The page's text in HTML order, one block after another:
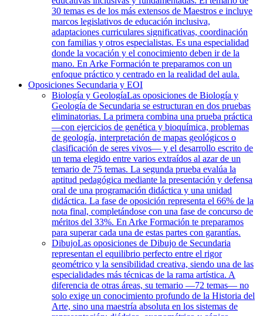
30 temas es de los más extensos de Maestros e incluye
marcos legislativos de educación inclusiva,
adaptaciones curriculares significativas, coordinación
con familias y otros especialistas. Es una especialidad
donde la vocación y el conocimiento deben ir de la
mano. En Arke Formación te preparamos con un
enfoque práctico y centrado en la realidad del aula.
Oposiciones Secundaria y EOI
Biología y GeologíaLas oposiciones de Biología y
Geología de Secundaria se estructuran en dos pruebas
eliminatorias. La primera combina una prueba práctica
—con ejercicios de genética y bioquímica, problemas
de geología, interpretación de mapas geológicos o
clasificación de seres vivos— y el desarrollo escrito de
un tema elegido entre varios extraídos al azar de un
temario de 75 temas. La segunda prueba evalúa la
aptitud pedagógica mediante la presentación y defensa
oral de una programación didáctica y una unidad
didáctica. La fase de oposición representa el 66% de la
nota final, completándose con una fase de concurso de
méritos del 33%. En Arke Formación te preparamos
para superar cada una de estas partes con garantías.
DibujoLas oposiciones de Dibujo de Secundaria
representan el equilibrio perfecto entre el rigor
geométrico y la sensibilidad creativa, siendo una de las
especialidades más técnicas de la rama artística. A
diferencia de otras áreas, su temario —72 temas— no
solo exige un conocimiento profundo de la Historia del
Arte, sino una maestría absoluta en los sistemas de